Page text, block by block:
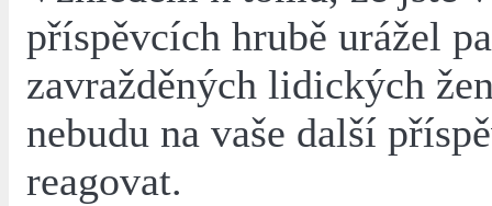
příspěvcích hrubě urážel
zavražděných lidických
nebudu na vaše další
reagovat.